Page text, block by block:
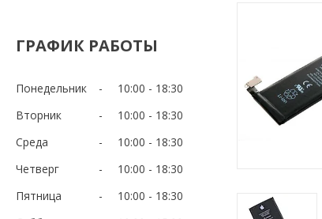
ГРАФИК РАБОТЫ
Понедельник 10:00
18:30
Вторник
10:00
18:30
Среда
10:00
18:30
Четверг
10:00
18:30
Пятница
10:00
18:30